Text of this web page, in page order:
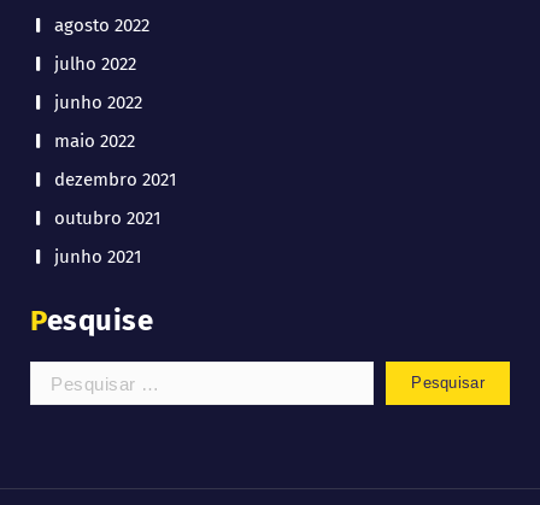
agosto 2022
julho 2022
junho 2022
maio 2022
dezembro 2021
outubro 2021
junho 2021
Pesquise